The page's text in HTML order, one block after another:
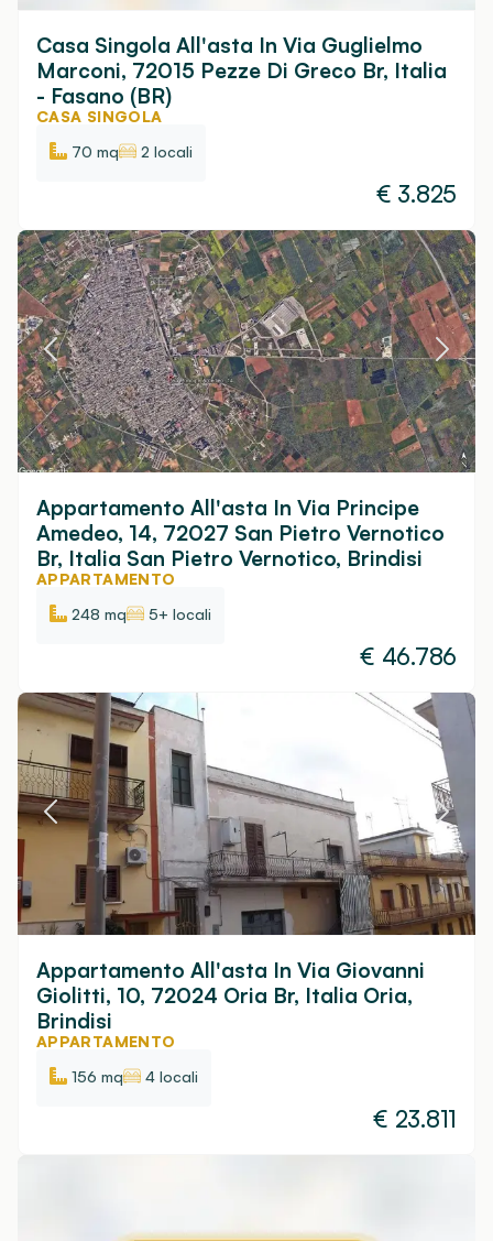
Casa Singola All'asta In Via Guglielmo
Marconi, 72015 Pezze Di Greco Br, Italia
- Fasano (BR)
CASA SINGOLA
70 mq
2 locali
€ 3.825
Appartamento All'asta In Via Principe
Amedeo, 14, 72027 San Pietro Vernotico
Br, Italia San Pietro Vernotico, Brindisi
APPARTAMENTO
248 mq
5+ locali
€ 46.786
Appartamento All'asta In Via Giovanni
Giolitti, 10, 72024 Oria Br, Italia Oria,
Brindisi
APPARTAMENTO
156 mq
4 locali
€ 23.811